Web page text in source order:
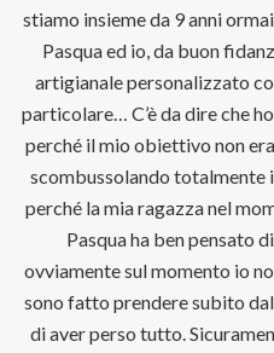
stiamo insieme da 9 anni
Pasqua ed io, da buon
artigianale personalizzato
particolare… C’è da dire che
perché il mio obiettivo non
scombussolando totalmente
perché la mia ragazza nel
Pasqua ha ben pensato
ovviamente sul momento io
sono fatto prendere subito
di aver perso tutto.